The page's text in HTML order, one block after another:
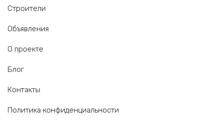
Строители
Объявления
О проекте
Блог
Контакты
Политика конфиденциальности